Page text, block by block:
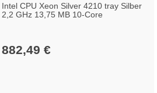
Intel CPU Xeon Silver 4210 tray Silber
2,2 GHz 13,75 MB 10-Core
882,49 €